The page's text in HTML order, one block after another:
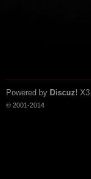
Powered by Discuz!
© 2001-2014